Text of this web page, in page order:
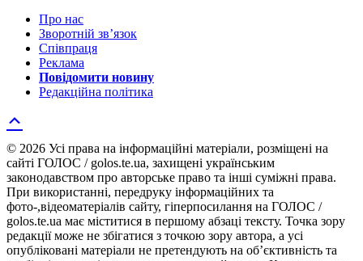
Про нас
Зворотній зв’язок
Співпраця
Реклама
Повідомити новину
Редакційна політика
© 2026 Усі права на інформаційні матеріали, розміщені на
сайті ГОЛОС / golos.te.ua, захищені українським
законодавством про авторське право та інші суміжні права.
При використанні, передруку інформаційних та
фото-,відеоматеріалів сайту, гіперпосилання на ГОЛОС /
golos.te.ua має міститися в першому абзаці тексту. Точка зору
редакції може не збігатися з точкою зору автора, а усі
опубліковані матеріали не претендують на об’єктивність та